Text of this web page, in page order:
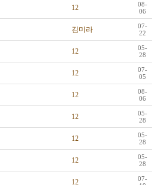
12
08-
06
김미라
07-
22
12
05-
28
12
07-
05
12
08-
06
12
05-
28
12
05-
28
12
05-
28
12
07-